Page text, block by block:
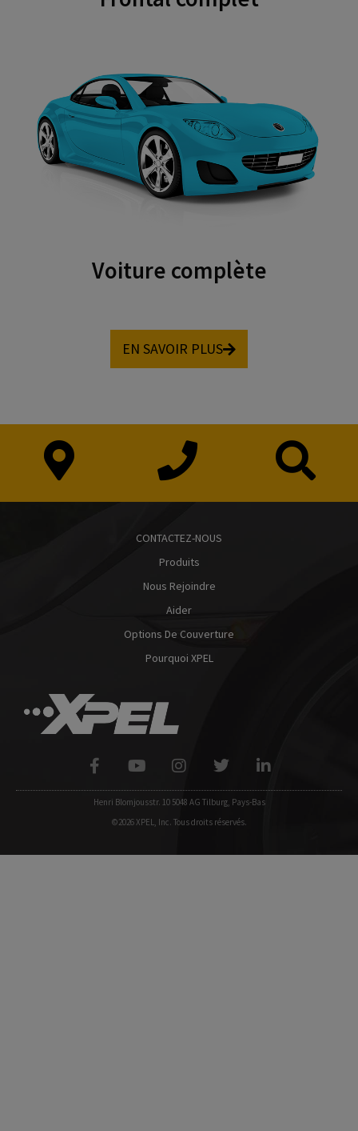
Voiture complète
EN SAVOIR PLUS
CONTACTEZ-NOUS
Produits
Nous Rejoindre
Aider
Options De Couverture
Pourquoi XPEL
Henri Blomjousstr. 10 5048 AG Tilburg, Pays-Bas
©2026 XPEL, Inc. Tous droits réservés.